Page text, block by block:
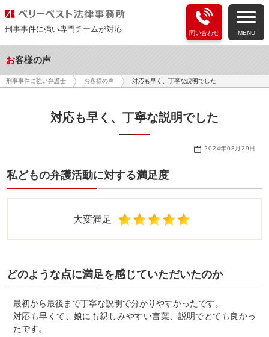
刑事事件に強い専門チームが対応 問い合わせ MENU
お客様の声
刑事事件に強い弁護士 お客様の声 対応も早く、丁寧な説明でした
対応も早く、丁寧な説明でした
2024年08月29日
私どもの弁護活動に対する満足度
大変満足
どのような点に満足を感じていただいたのか
最初から最後まで丁寧な説明で分かりやすかったです。
対応も早くて、娘にも親しみやすい言葉、説明でとても良かっ
たです。